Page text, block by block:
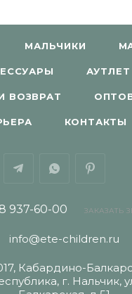
МАЛЬЧИКИ
АУТЛЕТ
ВОЗВРАТ
КОНТАКТЫ
937-60-00 ЗАКАЗАТЬ
info@ete-children.ru
Кабардино-
г. Нальчик,